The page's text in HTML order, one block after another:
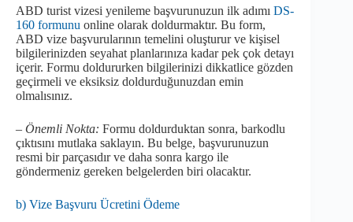
ABD turist vizesi yenileme başvurunuzun ilk adımı DS-
160 formunu online olarak doldurmaktır. Bu form,
ABD vize başvurularının temelini oluşturur ve kişisel
bilgilerinizden seyahat planlarınıza kadar pek çok detayı
içerir. Formu doldururken bilgilerinizi dikkatlice gözden
geçirmeli ve eksiksiz doldurduğunuzdan emin
olmalısınız.
– Önemli Nokta: Formu doldurduktan sonra, barkodlu
çıktısını mutlaka saklayın. Bu belge, başvurunuzun
resmi bir parçasıdır ve daha sonra kargo ile
göndermeniz gereken belgelerden biri olacaktır.
b) Vize Başvuru Ücretini Ödeme